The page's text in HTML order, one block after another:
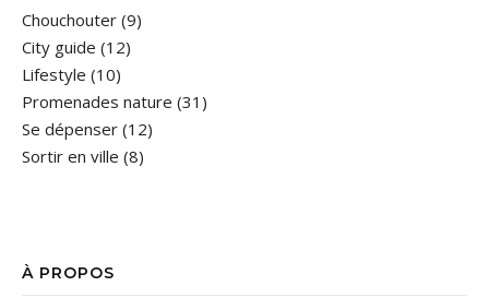
Chouchouter (9)
City guide (12)
Lifestyle (10)
Promenades nature (31)
Se dépenser (12)
Sortir en ville (8)
À PROPOS